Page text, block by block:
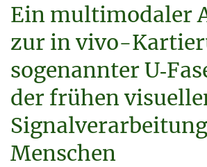
Ein multimodaler
zur in vivo-
sogenannter
der frühen
Menschen